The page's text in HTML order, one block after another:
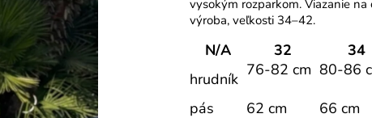
vysokým rozparkom. Viazanie
výroba, veľkosti 34–42.
N/A 32 34
hrudník 76-82 cm 80-86
pás
62 cm 66 cm